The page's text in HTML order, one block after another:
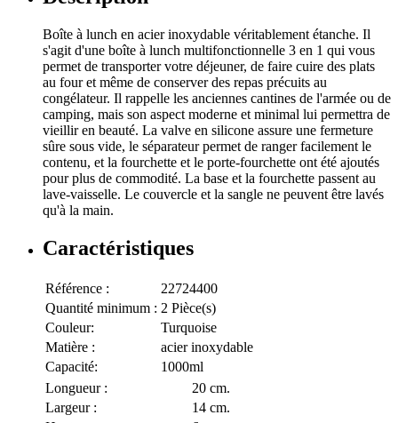
Boîte à lunch en acier inoxydable véritablement étanche. Il
s'agit d'une boîte à lunch multifonctionnelle 3 en 1 qui vous
permet de transporter votre déjeuner, de faire cuire des plats
au four et même de conserver des repas précuits au
congélateur. Il rappelle les anciennes cantines de l'armée ou de
camping, mais son aspect moderne et minimal lui permettra de
vieillir en beauté. La valve en silicone assure une fermeture
sûre sous vide, le séparateur permet de ranger facilement le
contenu, et la fourchette et le porte-fourchette ont été ajoutés
pour plus de commodité. La base et la fourchette passent au
lave-vaisselle. Le couvercle et la sangle ne peuvent être lavés
qu'à la main.
Caractéristiques
Référence :
22724400
Quantité minimum : 2 Pièce(s)
Couleur:
Turquoise
Matière :
acier inoxydable
Capacité:
1000ml
Longueur :
20 cm.
Largeur :
14 cm.